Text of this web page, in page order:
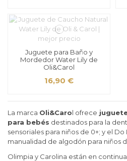
La marca Oli&Carol ofrece
para bebés destinados para la
sensoriales para niños de 0+; y el
manualidad de algodón para niños
Olimpia y Carolina están en
Juguete para Baño y
Mordedor Water Lily de
Oli&Carol
16,90 €